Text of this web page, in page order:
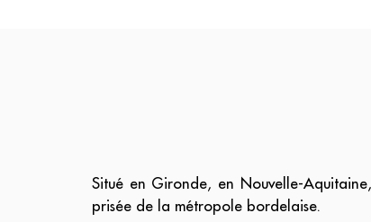
Situé en Gironde, en Nouvelle-
prisée de la métropole bordelaise.